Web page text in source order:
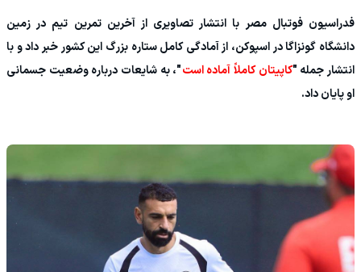
فدراسیون فوتبال مصر با انتشار تصاویری از آخرین تمرین تیم در زمین
دانشگاه گونزاگا در اسپوکن، از آمادگی کامل ستاره بزرگ این کشور خبر داد و با
انتشار جمله "کاپیتان کاملاً آماده است"، به شایعات درباره وضعیت جسمانی
او پایان داد.